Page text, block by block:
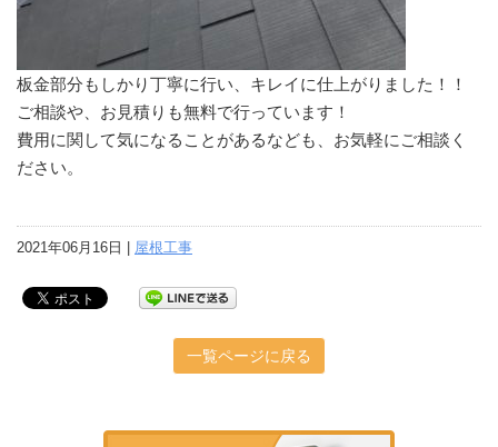
板金部分もしかり丁寧に行い、キレイに仕上がりました！！
ご相談や、お見積りも無料で行っています！
費用に関して気になることがあるなども、お気軽にご相談く
ださい。
2021年06月16日 | 屋根工事
一覧ページに戻る